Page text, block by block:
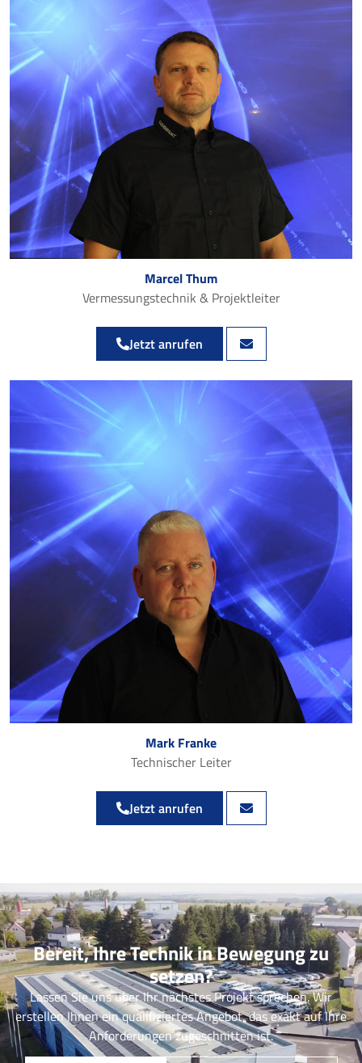
Marcel Thum
Vermessungstechnik & Projektleiter
Jetzt anrufen
Mark Franke
Technischer Leiter
Jetzt anrufen
Bereit, Ihre Technik in Bewegung zu
setzen?
Lassen Sie uns über Ihr nächstes Projekt sprechen. Wir
erstellen Ihnen ein qualifiziertes Angebot, das exakt auf Ihre
Anforderungen zugeschnitten ist.